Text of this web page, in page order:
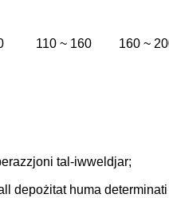
110 ~ 160 160 ~
tal-iwweldjar;
depożitat huma